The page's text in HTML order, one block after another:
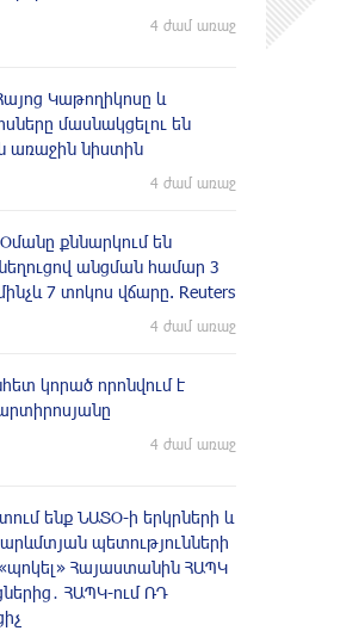
4 ժամ առաջ
Կաթողիկոսը և
մասնակցելու են
նիստին
4 ժամ առաջ
քննարկում են
անցման համար 3
7 տոկոս վճարը. Reuters
4 ժամ առաջ
կորած որոնվում է
4 ժամ առաջ
ենք ՆԱՏՕ-ի երկրների և
պետությունների
«պոկել» Հայաստանին ՀԱՊԿ
ՀԱՊԿ-ում ՌԴ